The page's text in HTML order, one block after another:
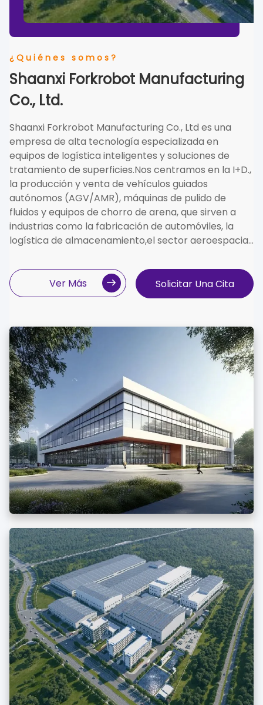
¿Quiénes somos?
Shaanxi Forkrobot Manufacturing
Co., Ltd.
Shaanxi Forkrobot Manufacturing Co., Ltd es una
empresa de alta tecnología especializada en
equipos de logística inteligentes y soluciones de
tratamiento de superficies.Nos centramos en la I+D.,
la producción y venta de vehículos guiados
autónomos (AGV/AMR), máquinas de pulido de
fluidos y equipos de chorro de arena, que sirven a
industrias como la fabricación de automóviles, la
logística de almacenamiento,el sector aeroespacial,
Ver Más Solicitar Una Cita